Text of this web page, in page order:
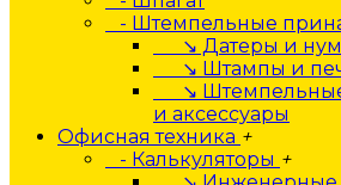
- Штемпельные
↘ Датеры и
↘ Штампы и
↘ Штемпельные
и аксессуары
Офисная техника +
- Калькуляторы +